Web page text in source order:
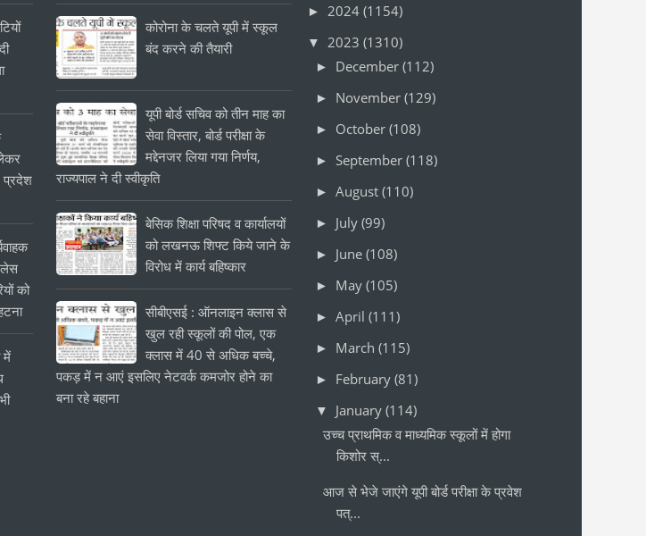
प्रदेश
को
में
कोरोना के चलते यूपी में स्कूल
बंद करने की तैयारी
यूपी बोर्ड सचिव को तीन माह का
सेवा विस्तार, बोर्ड परीक्षा के
मद्देनजर लिया गया निर्णय,
राज्यपाल ने दी स्वीकृति
बेसिक शिक्षा परिषद व कार्यालयों
को लखनऊ शिफ्ट किये जाने के
विरोध में कार्य बहिष्कार
सीबीएसई : ऑनलाइन क्लास से
खुल रही स्कूलों की पोल, एक
क्लास में 40 से अधिक बच्चे,
पकड़ में न आएं इसलिए नेटवर्क कमजोर होने का
बना रहे बहाना
► 2024(1154)
▼ 2023(1310)
► December(112)
► November(129)
► October(108)
► September(118)
►August(110)
► July(99)
► June(108)
► May(105)
►April(111)
► March(115)
► February(81)
▼ January(114)
उच्च प्राथमिक व माध्यमिक स्कूलों में होगा
किशोर स्...
आज से भेजे जाएंगे यूपी बोर्ड परीक्षा के प्रवेश
पत्...